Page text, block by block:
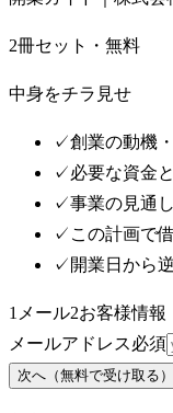
2冊セット・無料
中身をチラ見せ
✓創業の動機
✓必要な資金
✓事業の見通
✓ この計画で
✓ 開業日から
1 メール2お客様情報
メールアドレス必須
次へ（無料で受け取る）